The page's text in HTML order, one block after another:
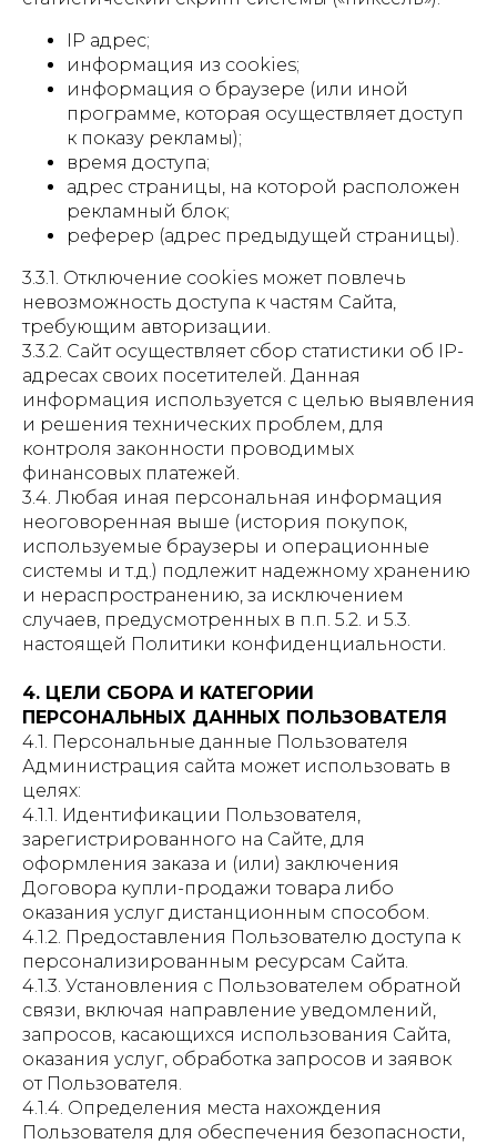
IP адрес;
информация из cookies;
информация о браузере (или иной
программе, которая осуществляет доступ
к показу рекламы);
время доступа;
адрес страницы, на которой расположен
рекламный блок;
реферер (адрес предыдущей страницы).
3.3.1. Отключение cookies может повлечь
невозможность доступа к частям Сайта,
требующим авторизации.
3.3.2. Сайт осуществляет сбор статистики об IP-
адресах своих посетителей. Данная
информация используется с целью выявления
и решения технических проблем, для
контроля законности проводимых
финансовых платежей.
3.4. Любая иная персональная информация
неоговоренная выше (история покупок,
используемые браузеры и операционные
системы и т.д.) подлежит надежному хранению
и нераспространению, за исключением
случаев, предусмотренных в п.п. 5.2. и 5.3.
настоящей Политики конфиденциальности.
4. ЦЕЛИ СБОРА И КАТЕГОРИИ
ПЕРСОНАЛЬНЫХ ДАННЫХ ПОЛЬЗОВАТЕЛЯ
4.1. Персональные данные Пользователя
Администрация сайта может использовать в
целях:
4.1.1. Идентификации Пользователя,
зарегистрированного на Сайте, для
оформления заказа и (или) заключения
Договора купли-продажи товара либо
оказания услуг дистанционным способом.
4.1.2. Предоставления Пользователю доступа к
персонализированным ресурсам Сайта.
4.1.3. Установления с Пользователем обратной
связи, включая направление уведомлений,
запросов, касающихся использования Сайта,
оказания услуг, обработка запросов и заявок
от Пользователя.
4.1.4. Определения места нахождения
Пользователя для обеспечения безопасности,